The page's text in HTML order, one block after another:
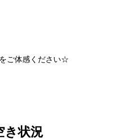
ご体感ください☆
き状況